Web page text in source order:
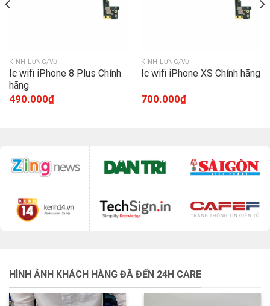
KÍNH LƯNG/VỎ
Ic wifi iPhone 8 Plus Chính
hãng
490.000₫
KÍNH LƯNG/VỎ
Ic wifi iPhone XS Chính hãng
700.000₫
HÌNH ẢNH KHÁCH HÀNG ĐÃ ĐẾN 24H CARE